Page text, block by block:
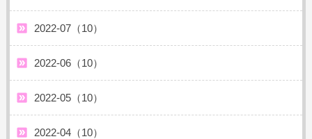
2022-07（10）
2022-06（10）
2022-05（10）
2022-04（10）